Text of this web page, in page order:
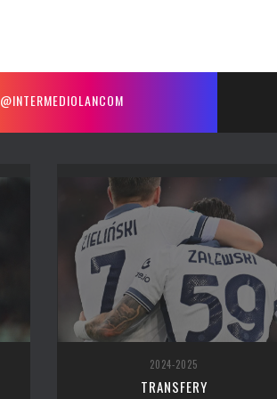
@INTERMEDIOLANCOM
2024-2025
TRANSFERY